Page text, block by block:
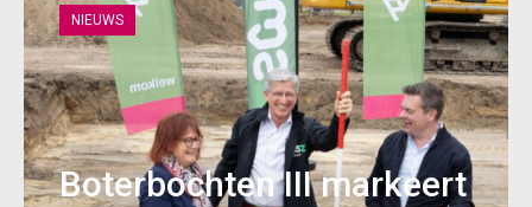
NIEUWS
Boterbochten III markeert